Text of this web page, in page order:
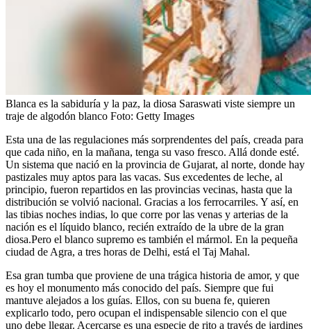
Blanca es la sabiduría y la paz, la diosa Saraswati viste siempre un
traje de algodón blanco Foto: Getty Images
Esta una de las regulaciones más sorprendentes del país, creada para
que cada niño, en la mañana, tenga su vaso fresco. Allá donde esté.
Un sistema que nació en la provincia de Gujarat, al norte, donde hay
pastizales muy aptos para las vacas. Sus excedentes de leche, al
principio, fueron repartidos en las provincias vecinas, hasta que la
distribución se volvió nacional. Gracias a los ferrocarriles. Y así, en
las tibias noches indias, lo que corre por las venas y arterias de la
nación es el líquido blanco, recién extraído de la ubre de la gran
diosa.Pero el blanco supremo es también el mármol. En la pequeña
ciudad de Agra, a tres horas de Delhi, está el Taj Mahal.
Esa gran tumba que proviene de una trágica historia de amor, y que
es hoy el monumento más conocido del país. Siempre que fui
mantuve alejados a los guías. Ellos, con su buena fe, quieren
explicarlo todo, pero ocupan el indispensable silencio con el que
uno debe llegar. Acercarse es una especie de rito a través de jardines